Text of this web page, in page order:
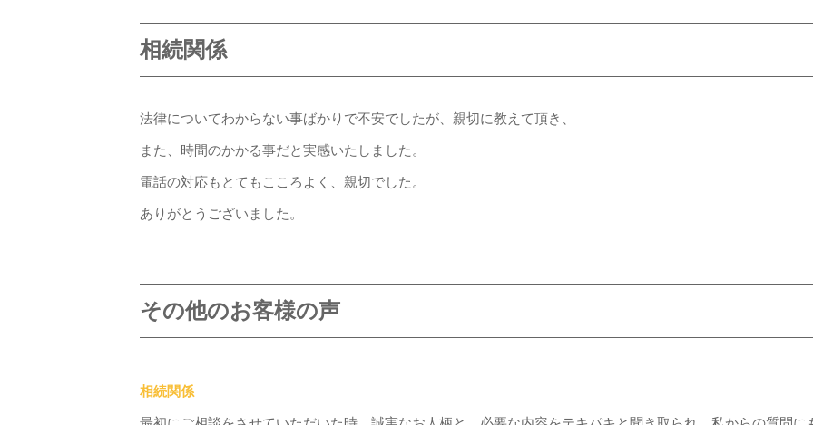
相続関係
法律についてわからない事ばかりで不安でしたが、親切に教えて頂き、
また、時間のかかる事だと実感いたしました。
電話の対応もとてもこころよく、親切でした。
ありがとうございました。
その他のお客様の声
相続関係